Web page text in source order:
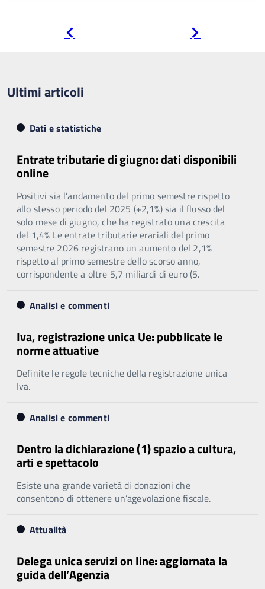
Ultimi articoli
Dati e statistiche
Entrate tributarie di giugno: dati disponibili
online
Positivi sia l’andamento del primo semestre rispetto
allo stesso periodo del 2025 (+2,1%) sia il flusso del
solo mese di giugno, che ha registrato una crescita
del 1,4% Le entrate tributarie erariali del primo
semestre 2026 registrano un aumento del 2,1%
rispetto al primo semestre dello scorso anno,
corrispondente a oltre 5,7 miliardi di euro (5.
Analisi e commenti
Iva, registrazione unica Ue: pubblicate le
norme attuative
Definite le regole tecniche della registrazione unica
Iva.
Analisi e commenti
Dentro la dichiarazione (1) spazio a cultura,
arti e spettacolo
Esiste una grande varietà di donazioni che
consentono di ottenere un’agevolazione fiscale.
Attualità
Delega unica servizi on line: aggiornata la
guida dell’Agenzia